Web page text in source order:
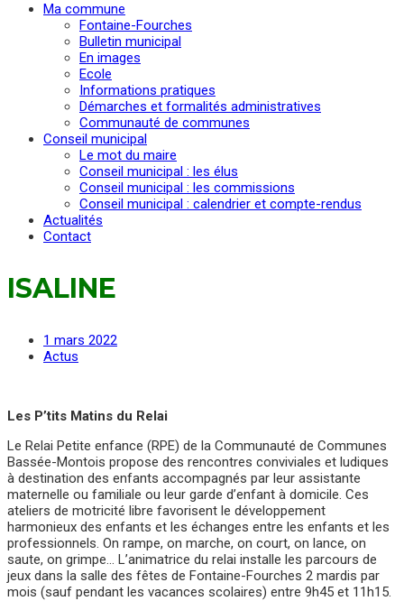
Ma commune
Fontaine-Fourches
Bulletin municipal
En images
Ecole
Informations pratiques
Démarches et formalités administratives
Communauté de communes
Conseil municipal
Le mot du maire
Conseil municipal : les élus
Conseil municipal : les commissions
Conseil municipal : calendrier et compte-rendus
Actualités
Contact
ISALINE
1 mars 2022
Actus
Les P’tits Matins du Relai
Le Relai Petite enfance (RPE) de la Communauté de Communes
Bassée-Montois propose des rencontres conviviales et ludiques
à destination des enfants accompagnés par leur assistante
maternelle ou familiale ou leur garde d’enfant à domicile. Ces
ateliers de motricité libre favorisent le développement
harmonieux des enfants et les échanges entre les enfants et les
professionnels. On rampe, on marche, on court, on lance, on
saute, on grimpe… L’animatrice du relai installe les parcours de
jeux dans la salle des fêtes de Fontaine-Fourches 2 mardis par
mois (sauf pendant les vacances scolaires) entre 9h45 et 11h15.